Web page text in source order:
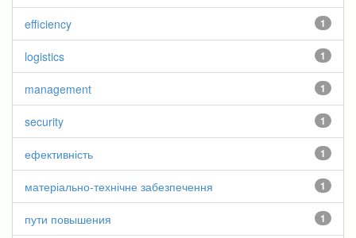
1
efficiency
1
logistics
1
management
1
security
1
ефективність
1
матеріально-технічне забезпечення
1
пути повышения